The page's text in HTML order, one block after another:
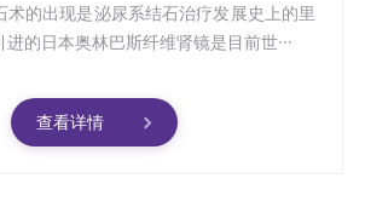
术的出现是泌尿系结石治疗发展史上的里
的日本奥林巴斯纤维肾镜是目前世···
查看详情